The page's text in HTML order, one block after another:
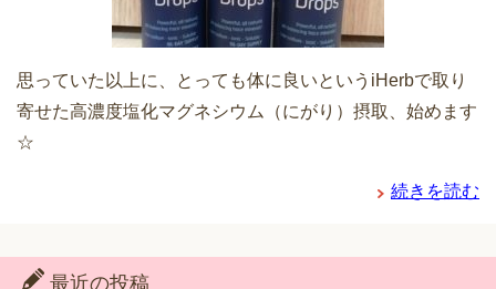
思っていた以上に、とっても体に良いというiHerbで取り
寄せた高濃度塩化マグネシウム（にがり）摂取、始めます
☆
続きを読む
最近の投稿